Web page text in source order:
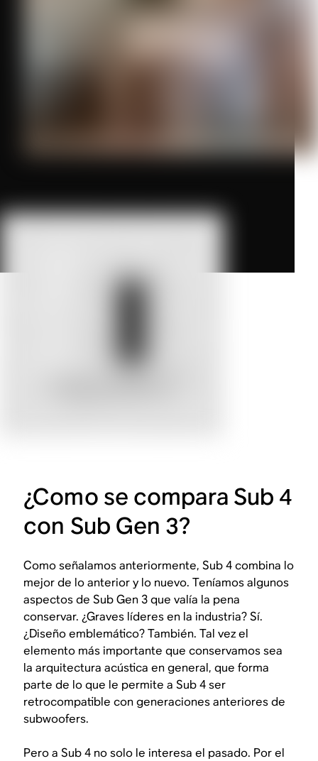
¿Como se compara Sub 4
con Sub Gen 3?
Como señalamos anteriormente, Sub 4 combina lo
mejor de lo anterior y lo nuevo. Teníamos algunos
aspectos de Sub Gen 3 que valía la pena
conservar. ¿Graves líderes en la industria? Sí.
¿Diseño emblemático? También. Tal vez el
elemento más importante que conservamos sea
la arquitectura acústica en general, que forma
parte de lo que le permite a Sub 4 ser
retrocompatible con generaciones anteriores de
subwoofers.
Pero a Sub 4 no solo le interesa el pasado. Por el